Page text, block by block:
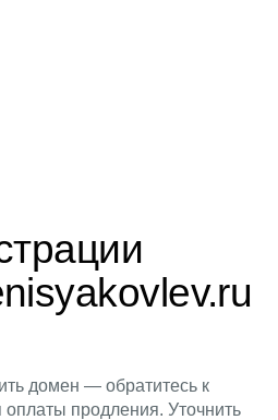
домен — обратитесь к
оплаты продления. Уточнить